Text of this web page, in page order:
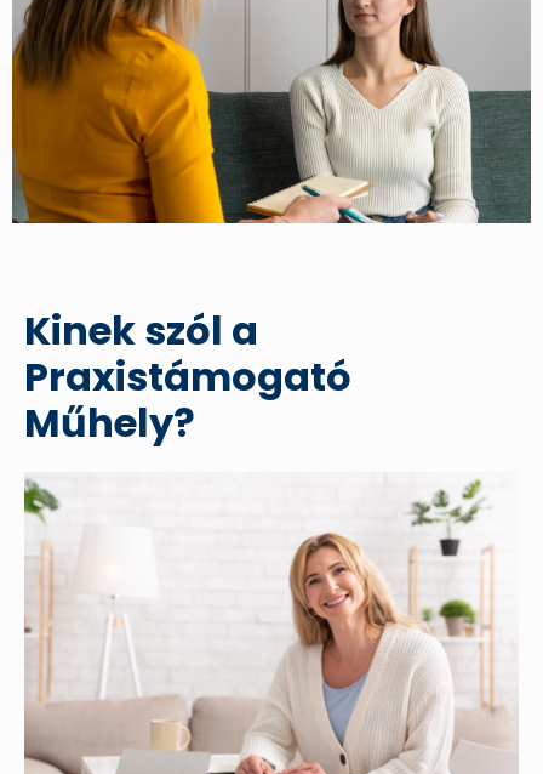
Kinek szól a
Praxistámogató
Műhely?